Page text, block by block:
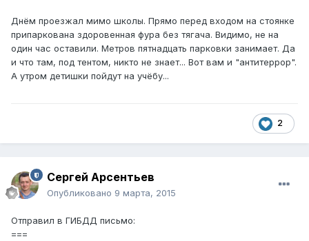
Днём проезжал мимо школы. Прямо перед входом на стоянке
припаркована здоровенная фура без тягача. Видимо, не на
один час оставили. Метров пятнадцать парковки занимает. Да
и что там, под тентом, никто не знает... Вот вам и "антитеррор".
А утром детишки пойдут на учёбу...
2
Сергей Арсентьев
Опубликовано 9 марта, 2015
Отправил в ГИБДД письмо:
===